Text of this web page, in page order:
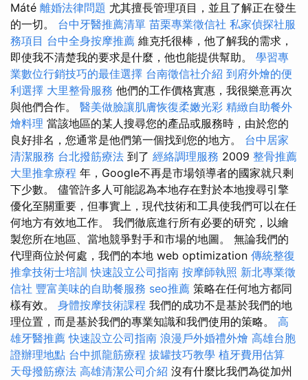
Máté 離婚法律問題 尤其擅長管理項目，並且了解正在發生
的一切。 台中牙醫推薦清單 苗栗專業徵信社 私家偵探社服
務項目 台中全身按摩推薦 維克托很棒，他了解我的需求，
即使我不清楚我的要求是什麼，他也能提供幫助。 學習專
業數位行銷技巧的最佳選擇 台南徵信社介紹 到府外燴的便
利選擇 大里整骨服務 他們的工作價格實惠，我很樂意再次
與他們合作。 醫美做臉讓肌膚恢復柔嫩光彩 精緻自助餐外
燴料理 當該地區的某人搜尋您的產品或服務時，由於您的
良好排名，您通常是他們第一個找到您的地方。 台中居家
清潔服務 台北撥筋療法 到了 經絡調理服務 2009 整骨推薦
大里推拿療程 年，Google不再是市場領導者的國家就只剩
下少數。 儘管許多人可能認為本地存在對於本地搜尋引擎
優化至關重要，但事實上，現代技術和工具使我們可以在任
何地方有效地工作。 我們徹底進行所有必要的研究，以繪
製您所在地區、當地競爭對手和市場的地圖。 無論我們的
代理商位於何處，我們的本地 web optimization 傳統整復
推拿技術士培訓快速設立公司指南 按摩師執照 新北專業徵
信社 豐富美味的自助餐服務 seo推薦 策略在任何地方都同
樣有效。 身體按摩技術課程 我們的成功不是基於我們的地
理位置，而是基於我們的專業知識和我們使用的策略。 高
雄牙醫推薦 快速設立公司指南 浪漫戶外婚禮外燴 高雄台胞
證辦理地點 台中抓龍筋療程 拔罐技巧教學 植牙費用估算
天母撥筋療法 高雄清潔公司介紹 沒有什麼比我們為從加州